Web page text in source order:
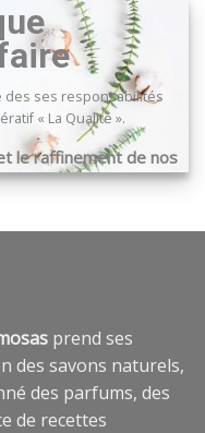
ses responsabilités
« La Qualité ».
le raffinement de nos
prend ses
des savons naturels,
des parfums, des
de recettes